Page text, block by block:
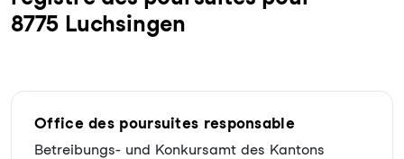
8775 Luchsingen
Office des poursuites responsable
Betreibungs- und Konkursamt des Kantons